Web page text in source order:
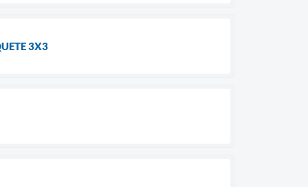
3X3